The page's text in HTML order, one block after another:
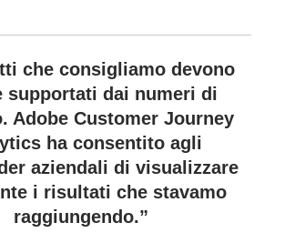
che consigliamo devono
supportati dai numeri di
Adobe Customer Journey
ha consentito agli
aziendali di visualizzare
i risultati che stavamo
raggiungendo.”